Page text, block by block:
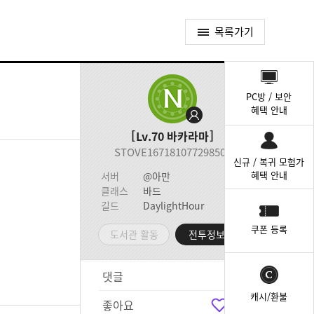
목록가기
Lv.70 바카라마
STOVE167181077298500
서버
@아만
클래스
바드
길드
DaylightHour
도서관 활동 전투정보실
댓글
좋아요
PC방 / 보안
혜택 안내
신규 / 복귀 모험가
혜택 안내
쿠폰 등록
캐시/환불